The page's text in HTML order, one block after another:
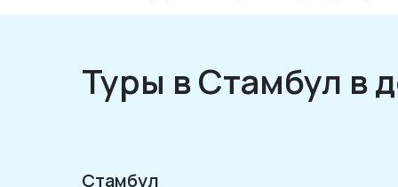
Туры в Стамбул в
Стамбул